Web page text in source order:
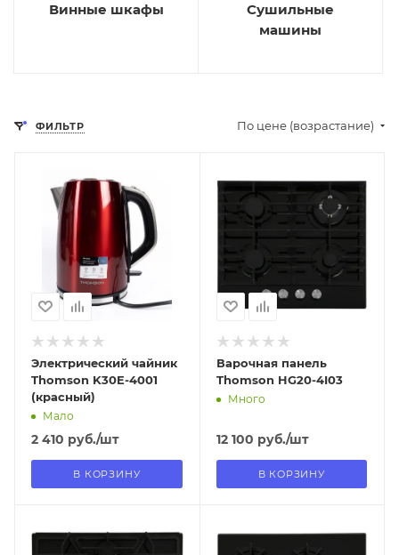
Винные шкафы
Сушильные
машины
ФИЛЬТР По цене (возрастание)
Отправим
13.08.2026
В наличии в пункте
самовывоза
Электрический чайник
Thomson K30E-4001
(красный)
Мало
2 410 руб./шт
В КОРЗИНУ
18.08.2026
В наличии в пункте
самовывоза
Нет
Варочная панель
Thomson HG20-4I03
Много
12 100 руб./шт
В КОРЗИНУ
18.08.2026